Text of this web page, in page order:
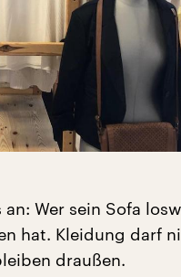
Wer sein Sofa
hat. Kleidung darf
draußen.